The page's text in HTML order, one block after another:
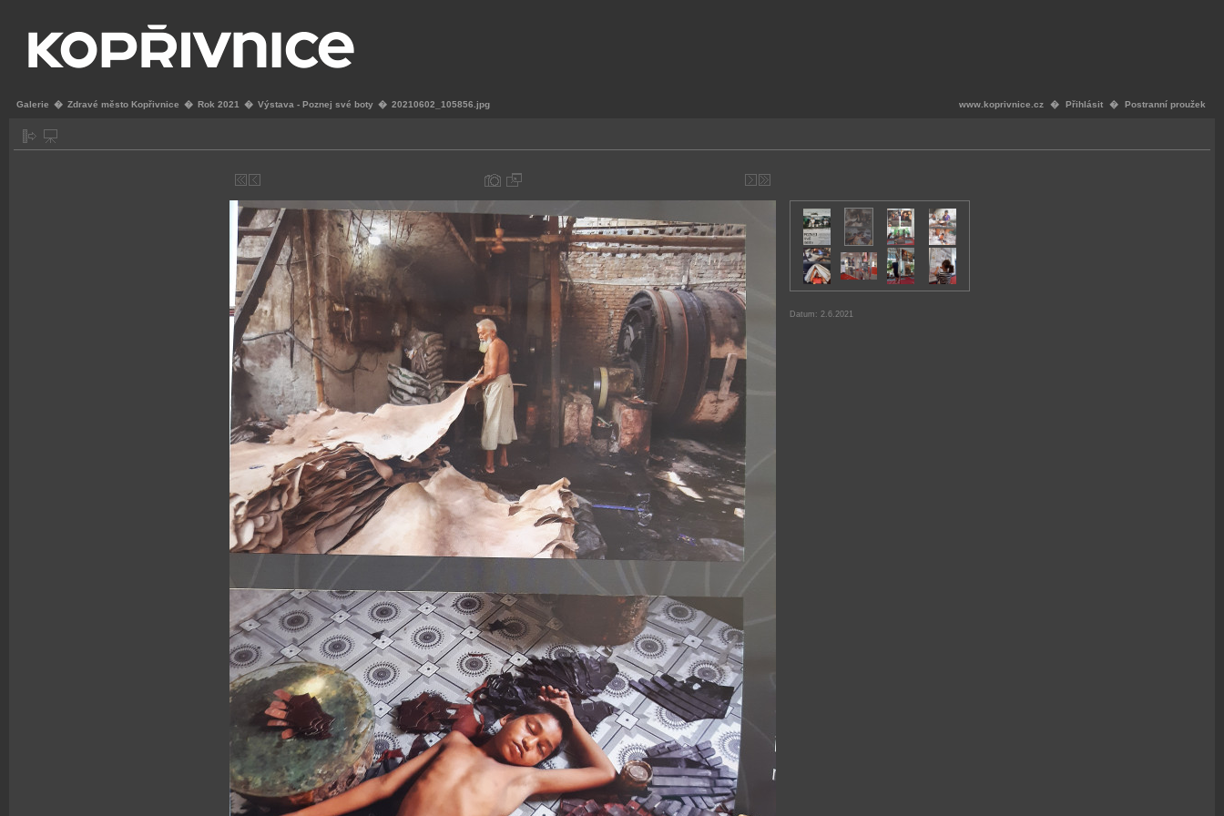
www.koprivnice.cz � Přihlásit � Postranní proužek
Galerie � Zdravé město Kopřivnice � Rok 2021 � Výstava - Poznej své boty � 20210602_105856.jpg
Datum: 2.6.2021